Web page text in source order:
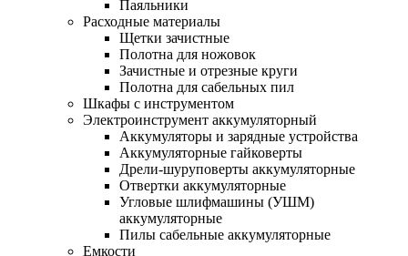
Паяльники
Расходные материалы
Щетки зачистные
Полотна для ножовок
Зачистные и отрезные круги
Полотна для сабельных пил
Шкафы с инструментом
Электроинструмент аккумуляторный
Аккумуляторы и зарядные устройства
Аккумуляторные гайковерты
Дрели-шуруповерты аккумуляторные
Отвертки аккумуляторные
Угловые шлифмашины (УШМ)
аккумуляторные
Пилы сабельные аккумуляторные
Емкости